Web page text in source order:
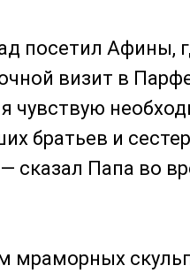
посетил Афины,
визит в
я чувствую
братьев и
сказал Папа во
мраморных